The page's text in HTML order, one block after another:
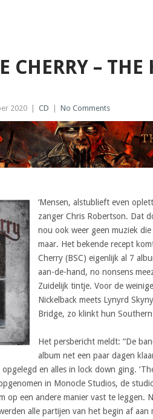
CHERRY –
2020 CD No Comments
‘Mensen, alstublieft even
zanger Chris Robertson. Dat
nou ook weer geen muziek
maar. Het bekende recept
Cherry (BSC) eigenlijk al 7
aan-de-hand, no nonsens
Zuidelijk tintje. Voor de
Nickelback meets Lynyrd
Bridge, zo klinkt hun
Het persbericht meldt: “De
album net een paar dagen
en alles in lock down ging.
in Monocle Studios, de
op een andere manier vast te leggen.
alle partijen van het begin af aan